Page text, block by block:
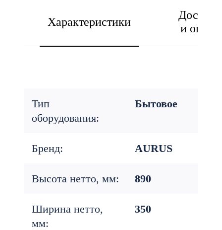
Характеристики
и
Тип
оборудования:
Бытовое
Бренд: AURUS
Высота нетто, мм: 890
Ширина нетто,
мм:
350